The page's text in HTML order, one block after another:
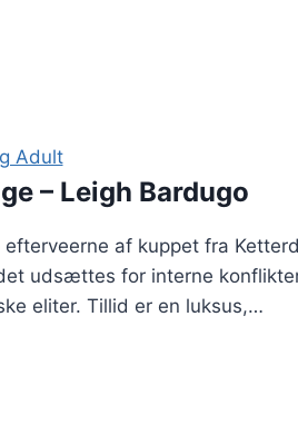
Adult
– Leigh Bardugo
af kuppet fra
udsættes for interne
eliter. Tillid er en luksus,…